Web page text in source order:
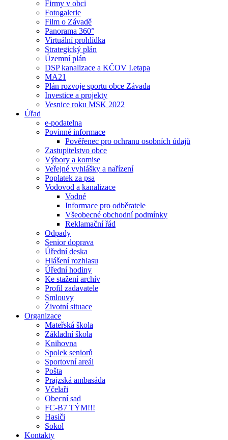
Firmy v obci
Fotogalerie
Film o Závadě
Panorama 360°
Virtuální prohlídka
Strategický plán
Územní plán
DSP kanalizace a KČOV I.etapa
MA21
Plán rozvoje sportu obce Závada
Investice a projekty
Vesnice roku MSK 2022
Úřad
e-podatelna
Povinné informace
Pověřenec pro ochranu osobních údajů
Zastupitelstvo obce
Výbory a komise
Veřejné vyhlášky a nařízení
Poplatek za psa
Vodovod a kanalizace
Vodné
Informace pro odběratele
Všeobecné obchodní podmínky
Reklamační řád
Odpady
Senior doprava
Úřední deska
Hlášení rozhlasu
Úřední hodiny
Ke stažení archív
Profil zadavatele
Smlouvy
Životní situace
Organizace
Mateřská škola
Základní škola
Knihovna
Spolek seniorů
Sportovní areál
Pošta
Prajzská ambasáda
Včelaři
Obecní sad
FC-B7 TÝM!!!
Hasiči
Sokol
Kontakty